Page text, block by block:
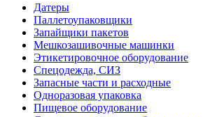
Датеры
Паллетоупаковщики
Запайщики пакетов
Мешкозашивочные машинки
Этикетировочное оборудование
Спецодежда, СИЗ
Запасные части и расходные
Одноразовая упаковка
Пищевое оборудование